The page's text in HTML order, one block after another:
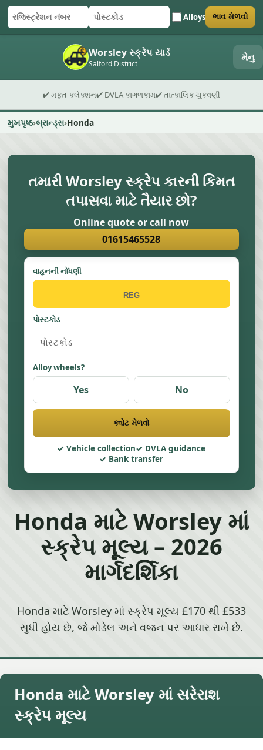
રજિસ્ટ્રેશન નંબર
પોસ્ટકોડ Alloys
ફોર્મ સબમિટ કરો ભાવ મેળવો
Worsley સ્ક્રેપ યાર્ડ
Salford District મેનુ
✔ મફત કલેક્શન✔ DVLA કાગળકામ✔ તાત્કાલિક ચુકવણી
મુખપૃષ્ઠ બ્રાન્ડ્સ Honda
તમારી Worsley સ્ક્રેપ કારની કિંમત
તપાસવા માટે તૈયાર છો?
Online quote or call now
01615465528
વાહનની નોંધણી
પોસ્ટકોડ
Alloy wheels?
Yes No
ક્વોટ મેળવો
Vehicle collection
DVLA guidance
Bank transfer
Honda માટે Worsley માં
સ્ક્રેપ મૂલ્ય – 2026
માર્ગદર્શિકા
Honda માટે Worsley માં સ્ક્રેપ મૂલ્ય £170 થી £533
સુધી હોય છે, જે મોડેલ અને વજન પર આધાર રાખે છે.
Honda માટે Worsley માં સરેરાશ
સ્ક્રેપ મૂલ્ય